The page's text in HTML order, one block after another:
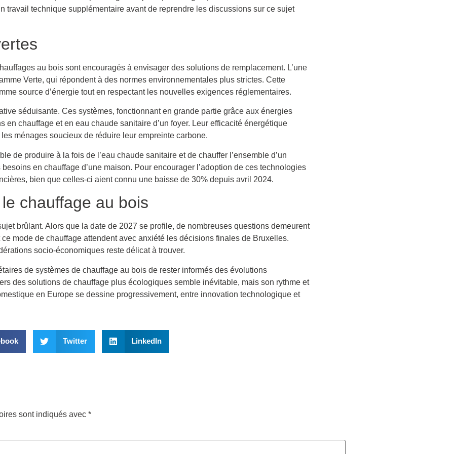
travail technique supplémentaire avant de reprendre les discussions sur ce sujet
au bois sont encouragés à envisager des solutions de remplacement. L’une
Verte, qui répondent à des normes environnementales plus strictes. Cette
source d’énergie tout en respectant les nouvelles exigences réglementaires.
séduisante. Ces systèmes, fonctionnant en grande partie grâce aux énergies
en chauffage et en eau chaude sanitaire d’un foyer. Leur efficacité énergétique
ménages soucieux de réduire leur empreinte carbone.
de produire à la fois de l’eau chaude sanitaire et de chauffer l’ensemble d’un
en chauffage d’une maison. Pour encourager l’adoption de ces technologies
bien que celles-ci aient connu une baisse de 30% depuis avril 2024.
chauffage au bois
brûlant. Alors que la date de 2027 se profile, de nombreuses questions demeurent
mode de chauffage attendent avec anxiété les décisions finales de Bruxelles.
socio-économiques reste délicat à trouver.
de systèmes de chauffage au bois de rester informés des évolutions
des solutions de chauffage plus écologiques semble inévitable, mais son rythme et
en Europe se dessine progressivement, entre innovation technologique et
Twitter LinkedIn
sont indiqués avec *